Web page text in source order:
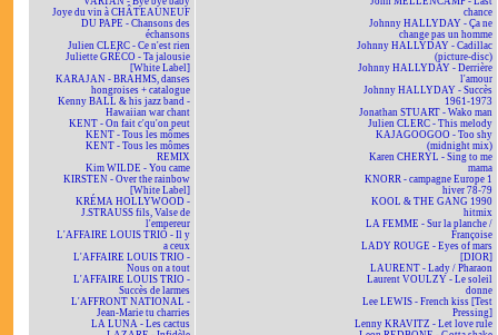
Joye du vin à CHÂTEAUNEUF
DU PAPE - Chansons des
échansons
Julien CLERC - Ce n'est rien
Juliette GRÉCO - Ta jalousie
[White Label]
KARAJAN - BRAHMS, danses
hongroises + catalogue
Kenny BALL & his jazz band -
Hawaiian war chant
KENT - On fait c'qu'on peut
KENT - Tous les mômes
KENT - Tous les mômes
REMIX
Kim WILDE - You came
KIRSTEN - Over the rainbow
[White Label]
KRÉMA HOLLYWOOD -
J.STRAUSS fils, Valse de
l'empereur
L'AFFAIRE LOUIS TRIO - Il y
a ceux
L'AFFAIRE LOUIS TRIO -
Nous on a tout
L'AFFAIRE LOUIS TRIO -
Succès de larmes
L'AFFRONT NATIONAL -
Jean-Marie tu charries
LA LUNA - Les cactus
chance
Johnny HALLYDAY - Ça ne
change pas un homme
Johnny HALLYDAY - Cadillac
(picture-disc)
Johnny HALLYDAY - Derrière
l'amour
Johnny HALLYDAY - Succès
1961-1973
Jonathan STUART - Wako man
Julien CLERC - This melody
KAJAGOOGOO - Too shy
(midnight mix)
Karen CHERYL - Sing to me
mama
KNORR - campagne Europe 1
hiver 78-79
KOOL & THE GANG 1990
hitmix
LA FEMME - Sur la planche /
Françoise
LADY ROUGE - Eyes of mars
[DIOR]
LAURENT - Lady / Pharaon
Laurent VOULZY - Le soleil
donne
Lee LEWIS - French kiss [Test
Pressing]
Lenny KRAVITZ - Let love rule